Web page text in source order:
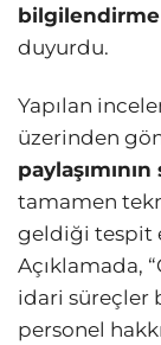
bilgilendirme
duyurdu.
Yapılan
üzerinden
tamamen
geldiği tespit
Açıklamada,
idari süreçler
personel